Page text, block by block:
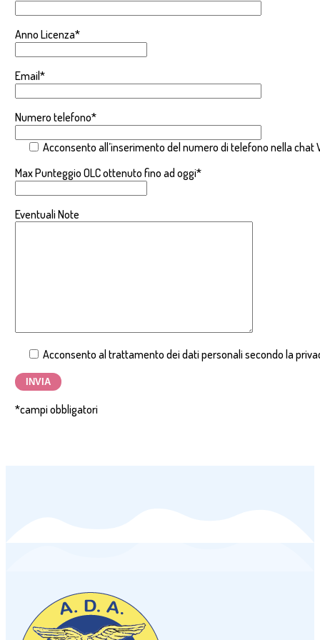
Anno Licenza*
Email*
Numero telefono*
Acconsento all’inserimento del numero di telefono nella
Max Punteggio OLC ottenuto fino ad oggi*
Eventuali Note
Acconsento al trattamento dei dati personali secondo la
*campi obbligatori